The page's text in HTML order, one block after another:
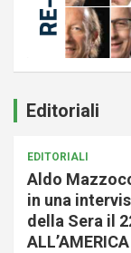
Editoriali
EDITORIALI
Aldo
in una
della Sera il
ALL’AMERICA